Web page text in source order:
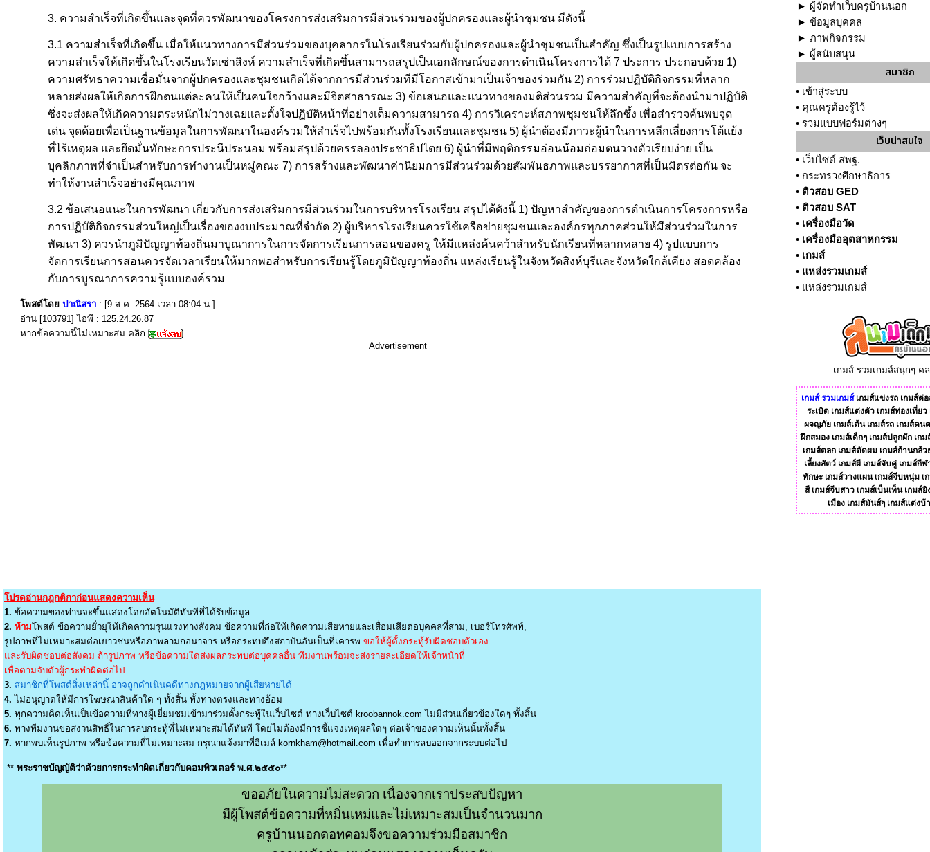
3. ความสำเร็จที่เกิดขึ้นและจุดที่ควรพัฒนาของโครงการส่งเสริมการมีส่วนร่วมของผู้ปกครองและผู้นำชุมชน มีดังนี้
3.1 ความสำเร็จที่เกิดขึ้น เมื่อให้แนวทางการมีส่วนร่วมของบุคลากรในโรงเรียนร่วมกับผู้ปกครองและผู้นำชุมชนเป็นสำคัญ ซึ่งเป็นรูปแบบการสร้าง
ความสำเร็จให้เกิดขึ้นในโรงเรียนวัดเซ่าสิงห์ ความสำเร็จที่เกิดขึ้นสามารถสรุปเป็นเอกลักษณ์ของการดำเนินโครงการได้ 7 ประการ ประกอบด้วย 1)
ความศรัทธาความเชื่อมั่นจากผู้ปกครองและชุมชนเกิดได้จากการมีส่วนร่วมทีมีโอกาสเข้ามาเป็นเจ้าของร่วมกัน 2) การร่วมปฏิบัติกิจกรรมที่หลาก
หลายส่งผลให้เกิดการฝึกตนแต่ละคนให้เป็นคนใจกว้างและมีจิตสาธารณะ 3) ข้อเสนอและแนวทางของมติส่วนรวม มีความสำคัญที่จะต้องนำมาปฏิบัติ
ซึ่งจะส่งผลให้เกิดความตระหนักไม่วางเฉยและตั้งใจปฏิบัติหน้าที่อย่างเต็มความสามารถ 4) การวิเคราะห์สภาพชุมชนให้ลึกซึ้ง เพื่อสำรวจค้นพบจุด
เด่น จุดด้อยเพื่อเป็นฐานข้อมูลในการพัฒนาในองค์รวมให้สำเร็จไปพร้อมกันทั้งโรงเรียนและชุมชน 5) ผู้นำต้องมีภาวะผู้นำในการหลีกเลี่ยงการโต้แย้ง
ที่ไร้เหตุผล และยึดมั่นทักษะการประนีประนอม พร้อมสรุปด้วยครรลองประชาธิปไตย 6) ผู้นำที่มีพฤติกรรมอ่อนน้อมถ่อมตนวางตัวเรียบง่าย เป็น
บุคลิกภาพที่จำเป็นสำหรับการทำงานเป็นหมู่คณะ 7) การสร้างและพัฒนาค่านิยมการมีส่วนร่วมด้วยสัมพันธภาพและบรรยากาศที่เป็นมิตรต่อกัน จะ
ทำให้งานสำเร็จอย่างมีคุณภาพ
3.2 ข้อเสนอแนะในการพัฒนา เกี่ยวกับการส่งเสริมการมีส่วนร่วมในการบริหารโรงเรียน สรุปได้ดังนี้ 1) ปัญหาสำคัญของการดำเนินการโครงการหรือ
การปฏิบัติกิจกรรมส่วนใหญ่เป็นเรื่องของงบประมาณที่จำกัด 2) ผู้บริหารโรงเรียนควรใช้เครือข่ายชุมชนและองค์กรทุกภาคส่วนให้มีส่วนร่วมในการ
พัฒนา 3) ควรนำภูมิปัญญาท้องถิ่นมาบูณาการในการจัดการเรียนการสอนของครู ให้มีแหล่งค้นคว้าสำหรับนักเรียนที่หลากหลาย 4) รูปแบบการ
จัดการเรียนการสอนควรจัดเวลาเรียนให้มากพอสำหรับการเรียนรู้โดยภูมิปัญญาท้องถิ่น แหล่งเรียนรู้ในจังหวัดสิงห์บุรีและจังหวัดใกล้เคียง สอดคล้อง
กับการบูรณาการความรู้แบบองค์รวม
โพสต์โดย ปาณิสรา : [9 ส.ค. 2564 เวลา 08:04 น.]
อ่าน [103791] ไอพี : 125.24.26.87
หากข้อความนี้ไม่เหมาะสม คลิก
Advertisement
โปรดอ่านกฎกติกาก่อนแสดงความเห็น
1. ข้อความของท่านจะขึ้นแสดงโดยอัตโนมัติทันทีที่ได้รับข้อมูล
2. ห้ามโพสต์ ข้อความยั่วยุให้เกิดความรุนแรงทางสังคม ข้อความที่ก่อให้เกิดความเสียหายและเสื่อมเสียต่อบุคคลที่สาม, เบอร์โทรศัพท์,
รูปภาพที่ไม่เหมาะสมต่อเยาวชนหรือภาพลามกอนาจาร หรือกระทบถึงสถาบันอันเป็นที่เคารพ ขอให้ผู้ตั้งกระทู้รับผิดชอบตัวเอง
และรับผิดชอบต่อสังคม ถ้ารูปภาพ หรือข้อความใดส่งผลกระทบต่อบุคคลอื่น ทีมงานพร้อมจะส่งรายละเอียดให้เจ้าหน้าที่
เพื่อตามจับตัวผู้กระทำผิดต่อไป
3. สมาชิกที่โพสต์สิ่งเหล่านี้ อาจถูกดำเนินคดีทางกฎหมายจากผู้เสียหายได้
4. ไม่อนุญาตให้มีการโฆษณาสินค้าใด ๆ ทั้งสิ้น ทั้งทางตรงและทางอ้อม
5. ทุกความคิดเห็นเป็นข้อความที่ทางผู้เยี่ยมชมเข้ามาร่วมตั้งกระทู้ในเว็บไซต์ ทางเว็บไซต์ kroobannok.com ไม่มีส่วนเกี่ยวข้องใดๆ ทั้งสิ้น
6. ทางทีมงานขอสงวนสิทธิ์ในการลบกระทู้ที่ไม่เหมาะสมได้ทันที โดยไม่ต้องมีการชี้แจงเหตุผลใดๆ ต่อเจ้าของความเห็นนั้นทั้งสิ้น
7. หากพบเห็นรูปภาพ หรือข้อความที่ไม่เหมาะสม กรุณาแจ้งมาที่อีเมล์ kornkham@hotmail.com เพื่อทำการลบออกจากระบบต่อไป
** พระราชบัญญัติว่าด้วยการกระทำผิดเกี่ยวกับคอมพิวเตอร์ พ.ศ.๒๕๕๐**
ขออภัยในความไม่สะดวก เนื่องจากเราประสบปัญหา
มีผู้โพสต์ข้อความที่หมิ่นเหม่และไม่เหมาะสมเป็นจำนวนมาก
ครูบ้านนอกดอทคอมจึงขอความร่วมมือสมาชิก
► ผู้จัดทำเว็บครูบ้านนอก
► ข้อมูลบุคคล
► ภาพกิจกรรม
► ผู้สนับสนุน
สมาชิก
• เข้าสู่ระบบ
• คุณครูต้องรู้ไว้
• รวมแบบฟอร์มต่างๆ
เว็บน่าสนใจ
• เว็บไซต์ สพฐ.
• กระทรวงศึกษาธิการ
• ติวสอบ GED
• ติวสอบ SAT
• เครื่องมือวัด
• เครื่องมืออุตสาหกรรม
• เกมส์
• แหล่งรวมเกมส์
• แหล่งรวมเกมส์
เกมส์ รวมเกมส์สนุกๆ ค
เกมส์ รวมเกมส์ เกมส์แข่งรถ เกมส์ต่อ
ระเบิด เกมส์แต่งตัว เกมส์ท่องเที่ยว
ผจญภัย เกมส์เต้น เกมส์รถ เกมส์ดน
ฝึกสมอง เกมส์เด็กๆ เกมส์ปลูกผัก เก
เกมส์ตลก เกมส์ตัดผม เกมส์ก้านกล้ว
เลี้ยงสัตว์ เกมส์ผี เกมส์จับคู่ เกมส์กีฬ
ทักษะ เกมส์วางแผน เกมส์จีบหนุ่ม เ
สี เกมส์จีบสาว เกมส์เบ็นเท็น เกมส์ยิ
เมือง เกมส์มันส์ๆ เกมส์แต่งบ้